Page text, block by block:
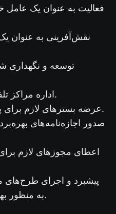
فعالیت به عنوان یک عامل
نقش‌آفرینی به عنوان
توسعه و نگهداری
اداره مراکز تلفنی برای استفاده عموم.
عرضه بسترهای لازم برای پیشبرد فناوری اطلاعات.
صدور اجازه‌نامه‌های
اعطای مجوزهای لازم
پیشبرد و اجرای طرح‌های
به منظور بهبود و توسعه این صنعت.